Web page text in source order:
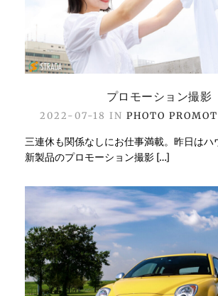
プロモーション撮影
2022-07-18 IN PHOTO
三連休も関係なしにお仕事満載。昨日はハ
新製品のプロモーション撮影 […]